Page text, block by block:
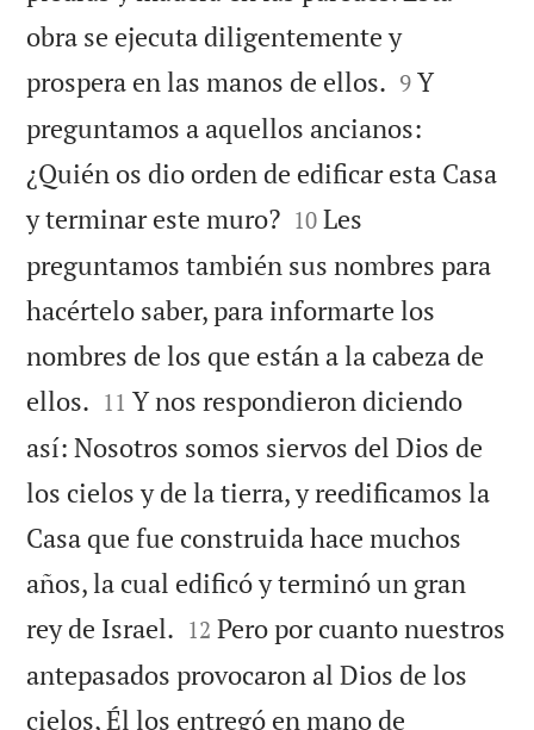
obra se ejecuta diligentemente y
prospera en las manos de ellos. 

9 Y
preguntamos a aquellos ancianos:
¿Quién os dio orden de edificar esta Casa
y terminar este muro?
10 Les
preguntamos también sus nombres para
hacértelo saber, para informarte los
nombres de los que están a la cabeza de
ellos. 

11 Y nos respondieron diciendo
así: Nosotros somos siervos del Dios de
los cielos y de la tierra, y reedificamos la
Casa que fue construida hace muchos
años, la cual edificó y terminó un gran
rey de Israel. 

12 Pero por cuanto nuestros
antepasados provocaron al Dios de los
cielos, Él los entregó en mano de